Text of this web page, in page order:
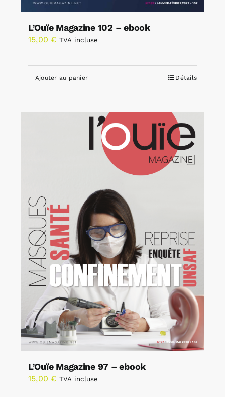
L’Ouïe Magazine 102 – ebook
15,00 € TVA incluse
Ajouter au panier Détails
L’Ouïe Magazine 97 – ebook
15,00 € TVA incluse